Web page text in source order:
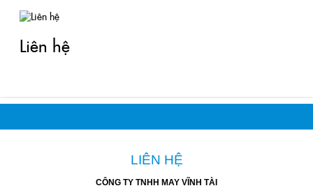
Liên hệ
LIÊN HỆ
CÔNG TY TNHH MAY VĨNH TÀI